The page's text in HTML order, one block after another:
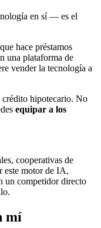
en sí — es el
hace préstamos
una plataforma de
vender la tecnología a
hipotecario. No
equipar a los
cooperativas de
este motor de IA,
un competidor directo
mí